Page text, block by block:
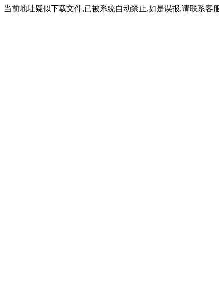
当前地址疑似下载文件,已被系统自动禁止,如是误报,请联系客